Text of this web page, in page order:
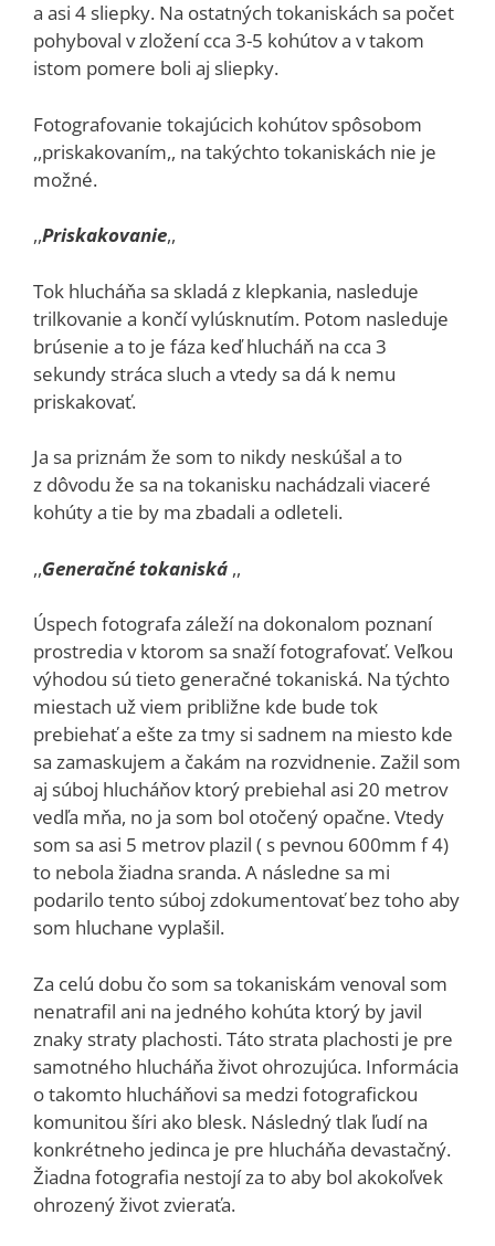
a asi 4 sliepky. Na ostatných tokaniskách sa počet
pohyboval v zložení cca 3-5 kohútov a v takom
istom pomere boli aj sliepky.
Fotografovanie tokajúcich kohútov spôsobom
,,priskakovaním,, na takýchto tokaniskách nie je
možné.
,,Priskakovanie,,
Tok hlucháňa sa skladá z klepkania, nasleduje
trilkovanie a končí vylúsknutím. Potom nasleduje
brúsenie a to je fáza keď hlucháň na cca 3
sekundy stráca sluch a vtedy sa dá k nemu
priskakovať.
Ja sa priznám že som to nikdy neskúšal a to
z dôvodu že sa na tokanisku nachádzali viaceré
kohúty a tie by ma zbadali a odleteli.
,,Generačné tokaniská ,,
Úspech fotografa záleží na dokonalom poznaní
prostredia v ktorom sa snaží fotografovať. Veľkou
výhodou sú tieto generačné tokaniská. Na týchto
miestach už viem približne kde bude tok
prebiehať a ešte za tmy si sadnem na miesto kde
sa zamaskujem a čakám na rozvidnenie. Zažil som
aj súboj hlucháňov ktorý prebiehal asi 20 metrov
vedľa mňa, no ja som bol otočený opačne. Vtedy
som sa asi 5 metrov plazil ( s pevnou 600mm f 4)
to nebola žiadna sranda. A následne sa mi
podarilo tento súboj zdokumentovať bez toho aby
som hluchane vyplašil.
Za celú dobu čo som sa tokaniskám venoval som
nenatrafil ani na jedného kohúta ktorý by javil
znaky straty plachosti. Táto strata plachosti je pre
samotného hlucháňa život ohrozujúca. Informácia
o takomto hlucháňovi sa medzi fotografickou
komunitou šíri ako blesk. Následný tlak ľudí na
konkrétneho jedinca je pre hlucháňa devastačný.
Žiadna fotografia nestojí za to aby bol akokoľvek
ohrozený život zvieraťa.